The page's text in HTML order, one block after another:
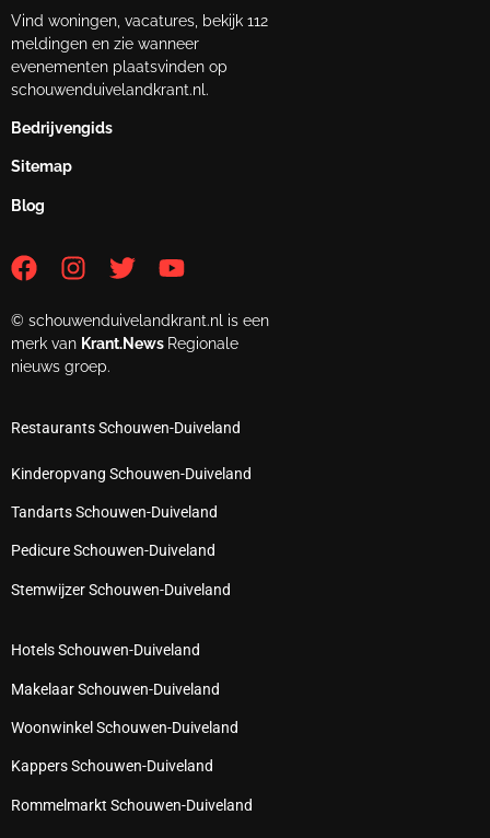
Vind woningen, vacatures, bekijk 112
meldingen en zie wanneer
evenementen plaatsvinden op
schouwenduivelandkrant.nl.
Bedrijvengids
Sitemap
Blog
© schouwenduivelandkrant.nl is een
merk van Krant.News Regionale
nieuws groep.
Restaurants Schouwen-Duiveland
Kinderopvang Schouwen-Duiveland
Tandarts Schouwen-Duiveland
Pedicure Schouwen-Duiveland
Stemwijzer Schouwen-Duiveland
Hotels Schouwen-Duiveland
Makelaar Schouwen-Duiveland
Woonwinkel Schouwen-Duiveland
Kappers Schouwen-Duiveland
Rommelmarkt Schouwen-Duiveland